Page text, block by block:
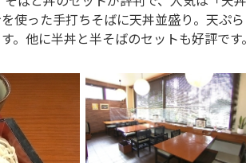
使った手打ちそばに天丼並盛り。天ぷら
他に半丼と半そばのセットも好評です。